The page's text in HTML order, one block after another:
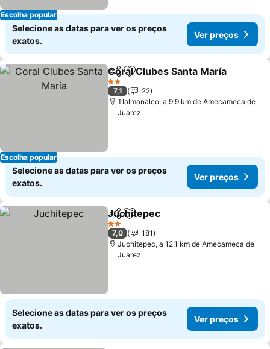
Escolha popular
Selecione as datas para ver os preços
exatos.
Ver preços
Escolha popular
PartilharAdicionar aos favoritos
Coral Clubes Santa María
2 Estrelas
7,1
22
Tlalmanalco, a 9.9 km de Amecameca de
Juarez
Selecione as datas para ver os preços
exatos.
Ver preços
PartilharAdicionar aos favoritos
Juchitepec
2 Estrelas
7,0
181
Juchitepec, a 12.1 km de Amecameca de
Juarez
Selecione as datas para ver os preços
exatos.
Ver preços